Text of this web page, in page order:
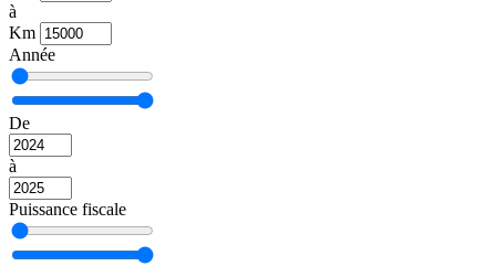
à
Km
Année
De
à
Puissance fiscale